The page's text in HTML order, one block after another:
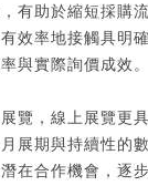
有助於縮短採購
效率地接觸具明
與實際詢價成效。
覽，線上展覽更
展期與持續性的
在合作機會，逐